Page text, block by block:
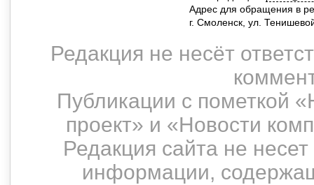
Адрес для обращения в
г. Смоленск, ул.
Редакция не несёт
Публикации с пометкой
проект» и «Новости
Редакция сайта не
информации,